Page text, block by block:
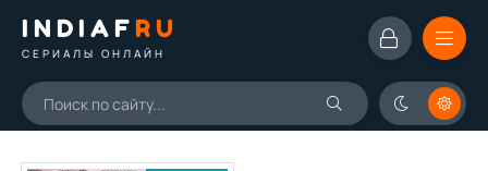
INDIAFRU
СЕРИАЛЫ ОНЛАЙН